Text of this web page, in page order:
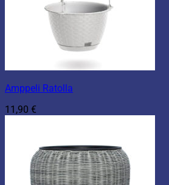
Amppeli Ratolla
11,90 €